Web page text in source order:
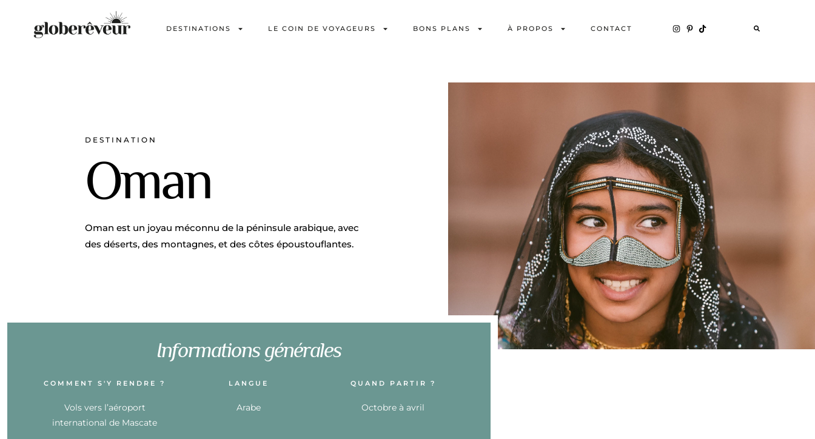
DESTINATIONS LE COIN DE VOYAGEURS BONS PLANS À PROPOS CONTACT
DESTINATION
Oman
Oman est un joyau méconnu de la péninsule arabique, avec
des déserts, des montagnes, et des côtes époustouflantes.
Informations générales
COMMENT S'Y RENDRE ?
Vols vers l’aéroport
international de Mascate
LANGUE
Arabe
QUAND PARTIR ?
Octobre à avril